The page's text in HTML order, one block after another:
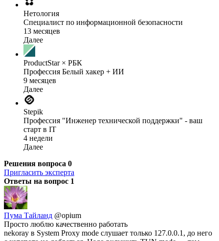
Нетология
Специалист по информационной безопасности
13 месяцев
Далее
ProductStar × РБК
Профессия Белый хакер + ИИ
9 месяцев
Далее
Stepik
Профессия "Инженер технической поддержки" - ваш
старт в IT
4 недели
Далее
Решения вопроса 0
Пригласить эксперта
Ответы на вопрос 1
Пума Тайланд @opium
Просто люблю качественно работать
nekoray в System Proxy mode слушает только 127.0.0.1, до него